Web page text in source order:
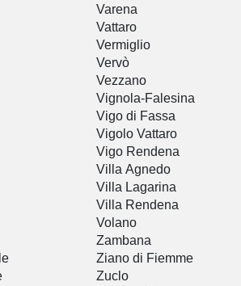
Varena
Vattaro
Vermiglio
Vervò
Vezzano
Vignola-Falesina
Vigo di Fassa
Vigolo Vattaro
Vigo Rendena
Villa Agnedo
Villa Lagarina
Villa Rendena
Volano
Zambana
Ziano di Fiemme
Zuclo